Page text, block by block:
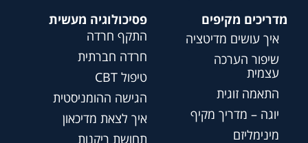
מדריכים מקיפים
איך עושים מדיטציה
שיפור הערכה
עצמית
התאמה זוגית
יוגה – מדריך מקיף
מינימליזם
פסיכולוגיה מעשית
התקף חרדה
חרדה חברתית
טיפול CBT
הגישה ההומניסטית
איך לצאת מדיכאון
תחושת ריקנות